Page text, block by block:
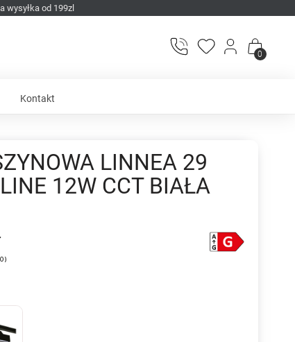
wysyłka od 199zl
0
Kontakt
LINNEA 29
12W CCT BIAŁA
0)